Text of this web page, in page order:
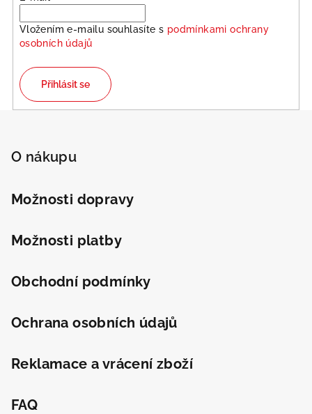
Vložením e-mailu souhlasíte s podmínkami ochrany
osobních údajů
Přihlásit se
O nákupu
Možnosti dopravy
Možnosti platby
Obchodní podmínky
Ochrana osobních údajů
Reklamace a vrácení zboží
FAQ